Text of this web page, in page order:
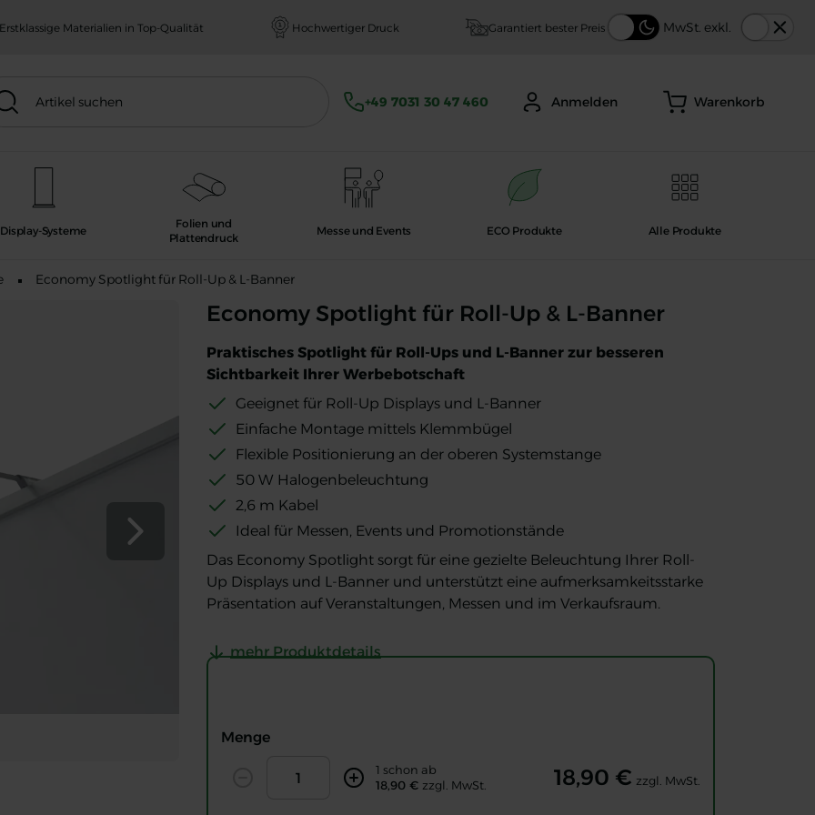
+49 7031 30 47 460
Anmelden Warenkorb
Display-Systeme
Folien und
Plattendruck
Messe und Events ECO Produkte Alle Produkte
MwSt. exkl.
Thema
Erstklassige Materialien in Top-Qualität Hochwertiger Druck Garantiert bester Preis
Economy Spotlight für Roll-Up & L-Banner
Economy Spotlight für Roll-Up & L-Banner
Nächste Folie
Economy Spotlight für Roll-Up & L-Banner
Praktisches Spotlight für Roll-Ups und L-Banner zur besseren
Sichtbarkeit Ihrer Werbebotschaft
Geeignet für Roll-Up Displays und L-Banner
Einfache Montage mittels Klemmbügel
Flexible Positionierung an der oberen Systemstange
50 W Halogenbeleuchtung
2,6 m Kabel
Ideal für Messen, Events und Promotionstände
Das Economy Spotlight sorgt für eine gezielte Beleuchtung Ihrer Roll-
Up Displays und L-Banner und unterstützt eine aufmerksamkeitsstarke
Präsentation auf Veranstaltungen, Messen und im Verkaufsraum.
mehr Produktdetails
Menge
Increase
1 schon ab
18,90 € zzgl. MwSt. 18,90 € zzgl. MwSt.